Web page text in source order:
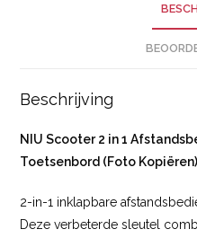
Beschrijving
NIU Scooter 2 in 1
Toetsenbord (Foto Kopiëren)
2-in-1 inklapbare
Deze verbeterde sleutel